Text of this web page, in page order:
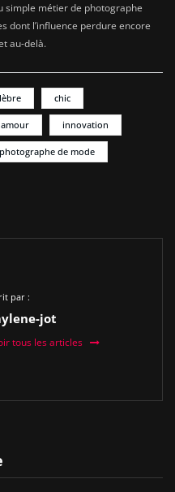
simple métier de photographe
dont l’influence perdure encore
au-delà.
chic
innovation
photographe de mode
par :
jot
tous les articles